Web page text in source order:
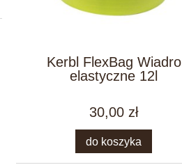
Kerbl FlexBag Wiadro
elastyczne 12l
30,00 zł
do koszyka